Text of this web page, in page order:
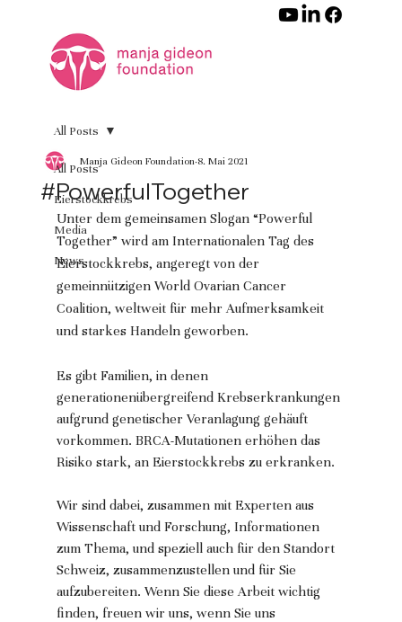
All Posts
Eierstockkrebs
Media
News
All Posts
#PowerfulTogether
Manja Gideon Foundation 8. Mai 2021
Unter dem gemeinsamen Slogan “Powerful
Together” wird am Internationalen Tag des
Eierstockkrebs, angeregt von der
gemeinnützigen World Ovarian Cancer
Coalition, weltweit für mehr Aufmerksamkeit
und starkes Handeln geworben.
Es gibt Familien, in denen
generationenübergreifend Krebserkrankungen
aufgrund genetischer Veranlagung gehäuft
vorkommen. BRCA-Mutationen erhöhen das
Risiko stark, an Eierstockkrebs zu erkranken.
Wir sind dabei, zusammen mit Experten aus
Wissenschaft und Forschung, Informationen
zum Thema, und speziell auch für den Standort
Schweiz, zusammenzustellen und für Sie
aufzubereiten. Wenn Sie diese Arbeit wichtig
finden, freuen wir uns, wenn Sie uns